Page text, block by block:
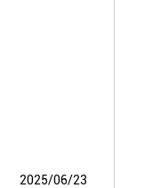
2025/06/23